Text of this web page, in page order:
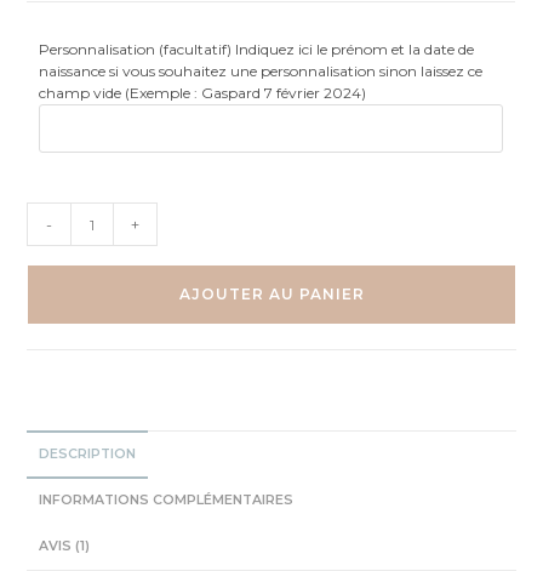
Personnalisation (facultatif) Indiquez ici le prénom et la date de
naissance si vous souhaitez une personnalisation sinon laissez ce
champ vide (Exemple : Gaspard 7 février 2024)
Forêt
- +
AJOUTER AU PANIER
DESCRIPTION
INFORMATIONS COMPLÉMENTAIRES
AVIS (1)